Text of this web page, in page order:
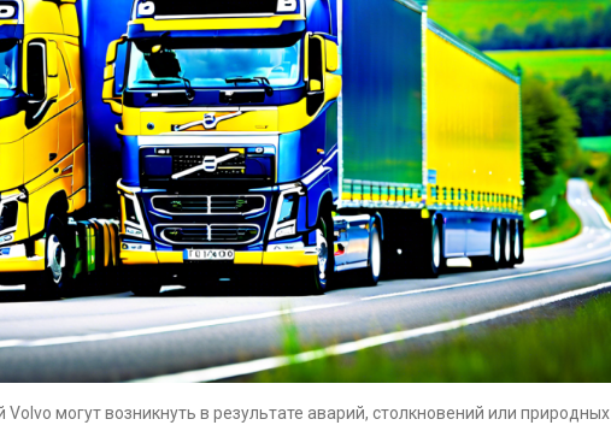
могут возникнуть в результате аварий, столкновений или природных